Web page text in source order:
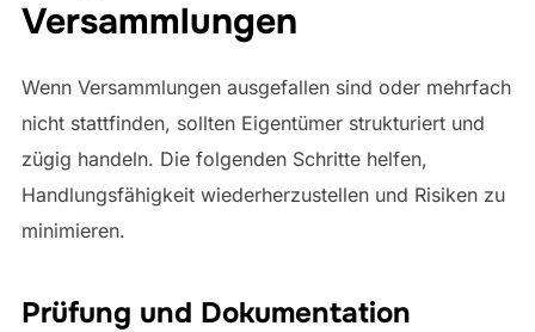
Versammlungen
Wenn Versammlungen ausgefallen sind oder mehrfach
nicht stattfinden, sollten Eigentümer strukturiert und
zügig handeln. Die folgenden Schritte helfen,
Handlungsfähigkeit wiederherzustellen und Risiken zu
minimieren.
Prüfung und Dokumentation